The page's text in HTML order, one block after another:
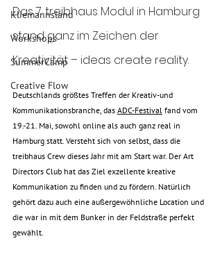
Kliemannsland
Workshops
SummerCamp
Creative Flow
Das 7. treibhaus Modul in Hamburg
stand ganz im Zeichen der
Kreativität – ideas create reality.
Deutschlands größtes Treffen der Kreativ-und
Kommunikationsbranche, das ADC-Festival fand vom
19.-21. Mai, sowohl online als auch ganz real in
Hamburg statt. Versteht sich von selbst, dass die
treibhaus Crew dieses Jahr mit am Start war. Der Art
Directors Club hat das Ziel exzellente kreative
Kommunikation zu finden und zu fördern. Natürlich
gehört dazu auch eine außergewöhnliche Location und
die war in mit dem Bunker in der Feldstraße perfekt
gewählt.